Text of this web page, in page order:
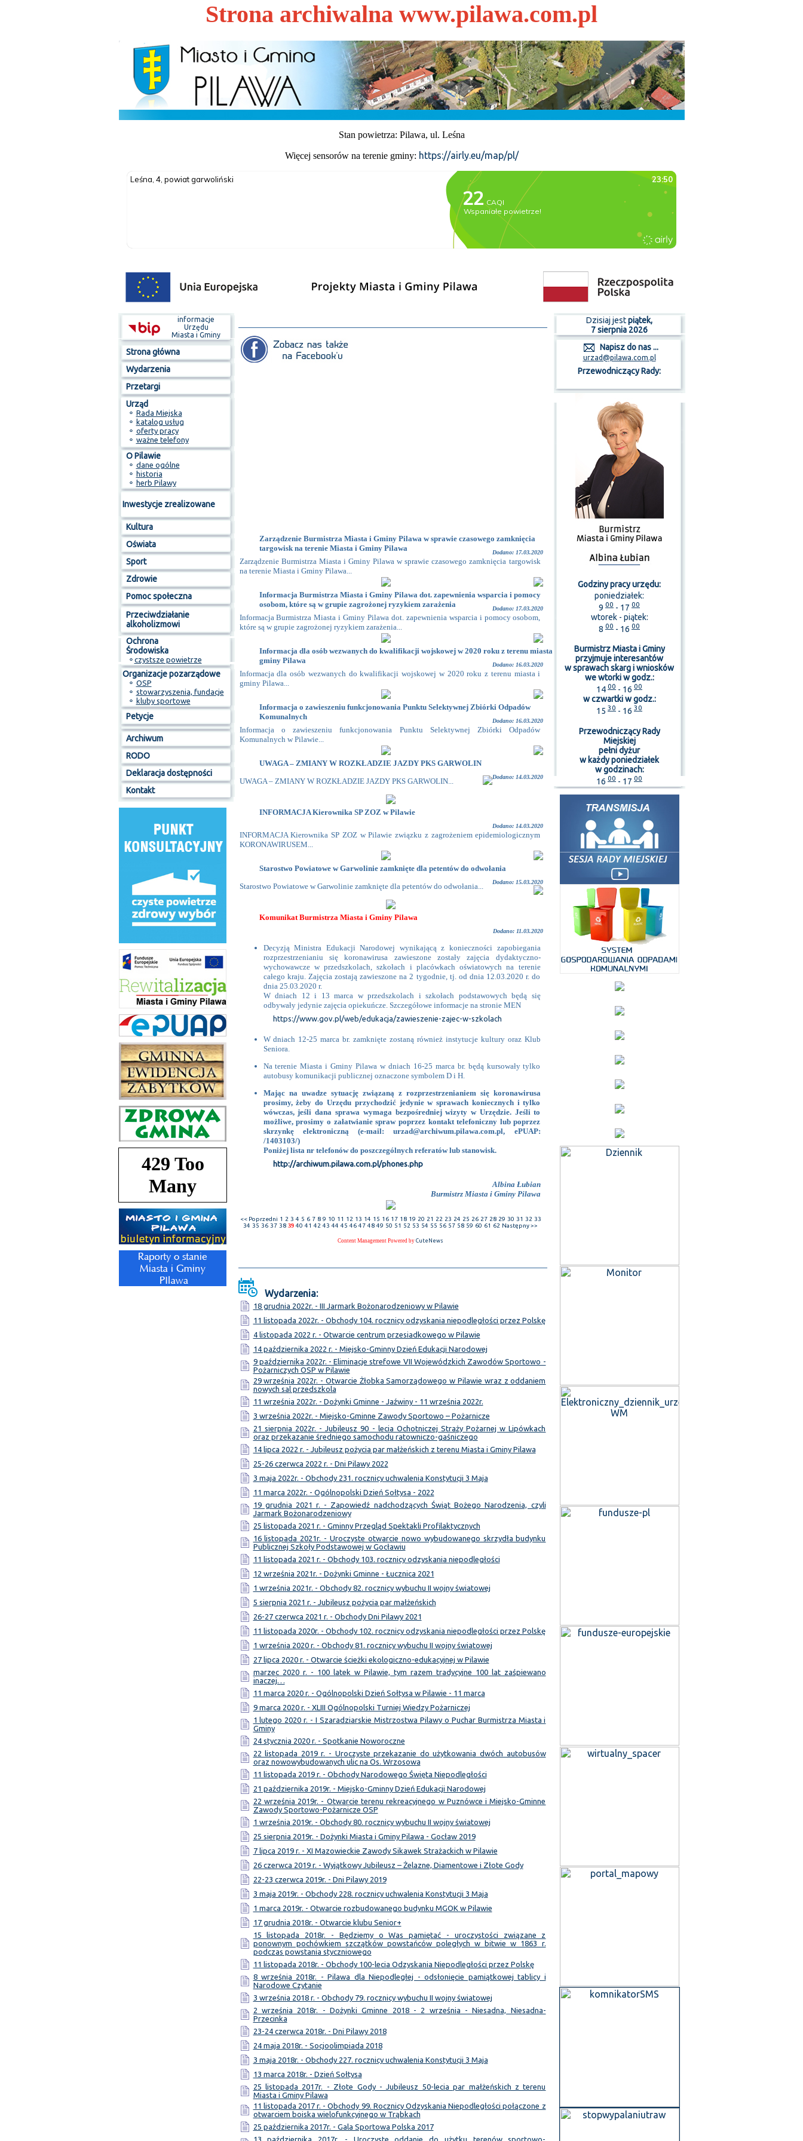
Strona archiwalna www.pilawa.com.pl
Stan powietrza: Pilawa, ul. Leśna
Więcej sensorów na terenie gminy: https://airly.eu/map/pl/
informacje
Urzędu
Miasta i Gminy
Strona główna
Wydarzenia
Przetargi
Urząd
⚬ Rada Miejska
⚬ katalog usług
⚬ oferty pracy
⚬ ważne telefony
O Pilawie
⚬ dane ogólne
⚬ historia
⚬ herb Pilawy
Inwestycje zrealizowane
Kultura
Oświata
Sport
Zdrowie
Pomoc społeczna
Przeciwdziałanie
alkoholizmowi
Ochrona
Środowiska
⚬ czystsze powietrze
Organizacje pozarządowe
⚬ OSP
⚬ stowarzyszenia, fundacje
⚬ kluby sportowe
Petycje
Archiwum
RODO
Deklaracja dostępności
Kontakt
Zarządzenie Burmistrza Miasta i Gminy Pilawa w sprawie czasowego zamknięcia
targowisk na terenie Miasta i Gminy Pilawa
Dodano: 17.03.2020
Zarządzenie Burmistrza Miasta i Gminy Pilawa w sprawie czasowego zamknięcia targowisk
na terenie Miasta i Gminy Pilawa...
Informacja Burmistrza Miasta i Gminy Pilawa dot. zapewnienia wsparcia i pomocy
osobom, które są w grupie zagrożonej ryzykiem zarażenia
Dodano: 17.03.2020
Informacja Burmistrza Miasta i Gminy Pilawa dot. zapewnienia wsparcia i pomocy osobom,
które są w grupie zagrożonej ryzykiem zarażenia...
Informacja dla osób wezwanych do kwalifikacji wojskowej w 2020 roku z terenu miasta i
gminy Pilawa
Dodano: 16.03.2020
Informacja dla osób wezwanych do kwalifikacji wojskowej w 2020 roku z terenu miasta i
gminy Pilawa...
Informacja o zawieszeniu funkcjonowania Punktu Selektywnej Zbiórki Odpadów
Komunalnych
Dodano: 16.03.2020
Informacja o zawieszeniu funkcjonowania Punktu Selektywnej Zbiórki Odpadów
Komunalnych w Pilawie...
UWAGA – ZMIANY W ROZKŁADZIE JAZDY PKS GARWOLIN
Dodano: 14.03.2020
UWAGA – ZMIANY W ROZKŁADZIE JAZDY PKS GARWOLIN...
INFORMACJA Kierownika SP ZOZ w Pilawie
Dodano: 14.03.2020
INFORMACJA Kierownika SP ZOZ w Pilawie związku z zagrożeniem epidemiologicznym
KORONAWIRUSEM...
Starostwo Powiatowe w Garwolinie zamknięte dla petentów do odwołania
Dodano: 15.03.2020
Starostwo Powiatowe w Garwolinie zamknięte dla petentów do odwołania...
Komunikat Burmistrza Miasta i Gminy Pilawa
Dodano: 11.03.2020
Decyzją Ministra Edukacji Narodowej wynikającą z konieczności zapobiegania
rozprzestrzenianiu się koronawirusa zawieszone zostały zajęcia dydaktyczno-
wychowawcze w przedszkolach, szkołach i placówkach oświatowych na terenie
całego kraju. Zajęcia zostają zawieszone na 2 tygodnie, tj. od dnia 12.03.2020 r. do
dnia 25.03.2020 r.
W dniach 12 i 13 marca w przedszkolach i szkołach podstawowych będą się
odbywały jedynie zajęcia opiekuńcze. Szczegółowe informacje na stronie MEN
https://www.gov.pl/web/edukacja/zawieszenie-zajec-w-szkolach
W dniach 12-25 marca br. zamknięte zostaną również instytucje kultury oraz Klub
Seniora.
Na terenie Miasta i Gminy Pilawa w dniach 16-25 marca br. będą kursowały tylko
autobusy komunikacji publicznej oznaczone symbolem D i H.
Mając na uwadze sytuację związaną z rozprzestrzenianiem się koronawirusa
prosimy, żeby do Urzędu przychodzić jedynie w sprawach koniecznych i tylko
wówczas, jeśli dana sprawa wymaga bezpośredniej wizyty w Urzędzie. Jeśli to
możliwe, prosimy o załatwianie spraw poprzez kontakt telefoniczny lub poprzez
skrzynkę elektroniczną (e-mail: urzad@archiwum.pilawa.com.pl, ePUAP:
/1403103/)
Poniżej lista nr telefonów do poszczególnych referatów lub stanowisk.
http://archiwum.pilawa.com.pl/phones.php
Albina Łubian
Burmistrz Miasta i Gminy Pilawa
<< Poprzedni 1 2 3 4 5 6 7 8 9 10 11 12 13 14 15 16 17 18 19 20 21 22 23 24 25 26 27 28 29 30 31 32 33
34 35 36 37 38 39 40 41 42 43 44 45 46 47 48 49 50 51 52 53 54 55 56 57 58 59 60 61 62 Następny >>
Content Management Powered by CuteNews
Wydarzenia:
18 grudnia 2022r. - III Jarmark Bożonarodzeniowy w Pilawie
11 listopada 2022r. - Obchody 104. rocznicy odzyskania niepodległości przez Polskę
4 listopada 2022 r. - Otwarcie centrum przesiadkowego w Pilawie
14 października 2022 r. - Miejsko-Gminny Dzień Edukacji Narodowej
9 października 2022r. - Eliminacje strefowe VII Wojewódzkich Zawodów Sportowo -
Pożarniczych OSP w Pilawie
29 września 2022r. - Otwarcie Żłobka Samorządowego w Pilawie wraz z oddaniem
nowych sal przedszkola
11 września 2022r. - Dożynki Gminne - Jaźwiny - 11 września 2022r.
3 września 2022r. - Miejsko-Gminne Zawody Sportowo – Pożarnicze
21 sierpnia 2022r. - Jubileusz 90 - lecia Ochotniczej Straży Pożarnej w Lipówkach
oraz przekazanie średniego samochodu ratowniczo-gaśniczego
14 lipca 2022 r. - Jubileusz pożycia par małżeńskich z terenu Miasta i Gminy Pilawa
25-26 czerwca 2022 r. - Dni Pilawy 2022
3 maja 2022r. - Obchody 231. rocznicy uchwalenia Konstytucji 3 Maja
11 marca 2022r. - Ogólnopolski Dzień Sołtysa - 2022
19 grudnia 2021 r. - Zapowiedź nadchodzących Świąt Bożego Narodzenia, czyli
Jarmark Bożonarodzeniowy
25 listopada 2021 r. - Gminny Przegląd Spektakli Profilaktycznych
16 listopada 2021r. - Uroczyste otwarcie nowo wybudowanego skrzydła budynku
Publicznej Szkoły Podstawowej w Gocławiu
11 listopada 2021 r. - Obchody 103. rocznicy odzyskania niepodległości
12 września 2021r. - Dożynki Gminne - Łucznica 2021
1 września 2021r. - Obchody 82. rocznicy wybuchu II wojny światowej
5 sierpnia 2021 r. - Jubileusz pożycia par małżeńskich
26-27 czerwca 2021 r. - Obchody Dni Pilawy 2021
11 listopada 2020r. - Obchody 102. rocznicy odzyskania niepodległości przez Polskę
1 września 2020 r. - Obchody 81. rocznicy wybuchu II wojny światowej
27 lipca 2020 r. - Otwarcie ścieżki ekologiczno-edukacyjnej w Pilawie
marzec 2020 r. - 100 latek w Pilawie, tym razem tradycyjne 100 lat zaśpiewano
inaczej…
11 marca 2020 r. - Ogólnopolski Dzień Sołtysa w Pilawie - 11 marca
9 marca 2020 r. - XLIII Ogólnopolski Turniej Wiedzy Pożarniczej
1 lutego 2020 r. - I Szaradziarskie Mistrzostwa Pilawy o Puchar Burmistrza Miasta i
Gminy
24 stycznia 2020 r. - Spotkanie Noworoczne
22 listopada 2019 r. - Uroczyste przekazanie do użytkowania dwóch autobusów
oraz nowowybudowanych ulic na Os. Wrzosowa
11 listopada 2019 r. - Obchody Narodowego Święta Niepodległości
21 października 2019r. - Miejsko-Gminny Dzień Edukacji Narodowej
22 września 2019r. - Otwarcie terenu rekreacyjnego w Puznówce i Miejsko-Gminne
Zawody Sportowo-Pożarnicze OSP
1 września 2019r. - Obchody 80. rocznicy wybuchu II wojny światowej
25 sierpnia 2019r. - Dożynki Miasta i Gminy Pilawa - Gocław 2019
7 lipca 2019 r. - XI Mazowieckie Zawody Sikawek Strażackich w Pilawie
26 czerwca 2019 r. - Wyjątkowy Jubileusz – Żelazne, Diamentowe i Złote Gody
22-23 czerwca 2019r. - Dni Pilawy 2019
3 maja 2019r. - Obchody 228. rocznicy uchwalenia Konstytucji 3 Maja
1 marca 2019r. - Otwarcie rozbudowanego budynku MGOK w Pilawie
17 grudnia 2018r. - Otwarcie klubu Senior+
15 listopada 2018r. - Będziemy o Was pamiętać - uroczystości związane z
ponownym pochówkiem szczątków powstańców poległych w bitwie w 1863 r.
podczas powstania styczniowego
11 listopada 2018r. - Obchody 100-lecia Odzyskania Niepodległości przez Polskę
8 września 2018r. - Pilawa dla Niepodległej - odsłonięcie pamiątkowej tablicy i
Narodowe Czytanie
3 września 2018 r. - Obchody 79. rocznicy wybuchu II wojny światowej
2 września 2018r. - Dożynki Gminne 2018 - 2 września - Niesadna, Niesadna-
Przecinka
23-24 czerwca 2018r. - Dni Pilawy 2018
24 maja 2018r. - Socjoolimpiada 2018
3 maja 2018r. - Obchody 227. rocznicy uchwalenia Konstytucji 3 Maja
13 marca 2018r. - Dzień Sołtysa
25 listopada 2017r. - Złote Gody - Jubileusz 50-lecia par małżeńskich z terenu
Miasta i Gminy Pilawa
11 listopada 2017 r. - Obchody 99. Rocznicy Odzyskania Niepodległości połączone z
otwarciem boiska wielofunkcyjnego w Trąbkach
25 października 2017r. - Gala Sportowa Polska 2017
Dzisiaj jestpiątek,
7 sierpnia 2026
Napisz do nas ...
urzad@pilawa.com.pl
Przewodniczący Rady:
Godziny pracy urzędu:
poniedziałek:
9 00 - 17 00
wtorek - piątek:
8 00 - 16 00
Burmistrz Miasta i Gminy
przyjmuje interesantów
w sprawach skarg i wniosków
we wtorki w godz.:
14 00 - 16 00
w czwartki w godz.:
15 30 - 16 30
Przewodniczący Rady
Miejskiej
pełni dyżur
w każdy poniedziałek
w godzinach:
16 00 - 17 00